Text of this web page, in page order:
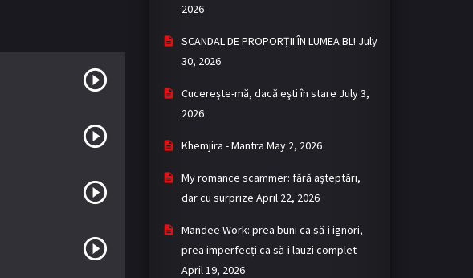
2026
SCANDAL DE PROPORȚII ÎN LUMEA BL! July
30, 2026
Cucereşte-mă, dacă eşti în stare July 3,
2026
Khemjira - Mantra May 2, 2026
My romance scammer: fără așteptări,
dar cu surprize April 22, 2026
Mandee Work: prea buni ca să-i ignori,
prea imperfecți ca să-i lauzi complet
April 19, 2026